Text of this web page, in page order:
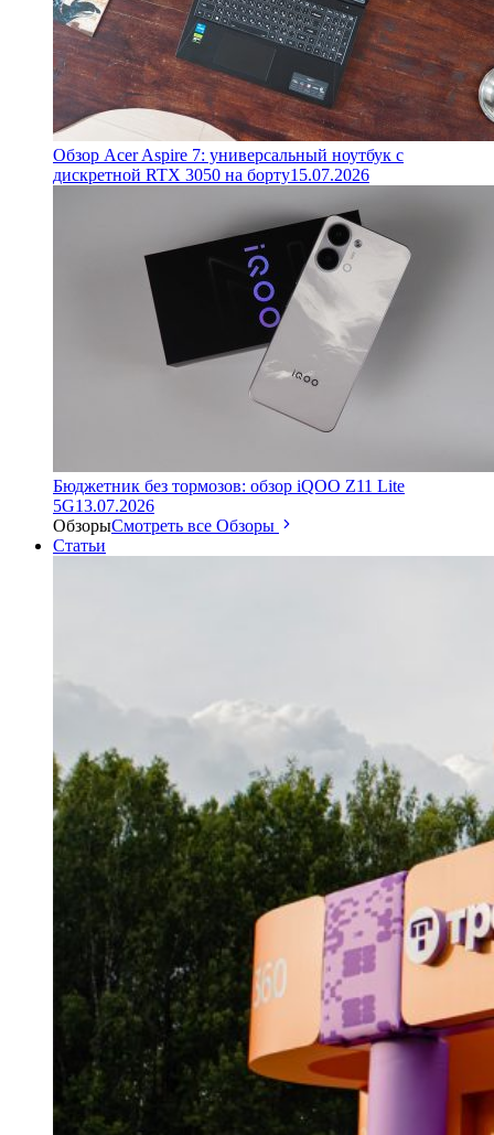
Обзор Acer Aspire 7: универсальный ноутбук с
дискретной RTX 3050 на борту15.07.2026
Бюджетник без тормозов: обзор iQOO Z11 Lite
5G13.07.2026
ОбзорыСмотреть все Обзоры
Статьи